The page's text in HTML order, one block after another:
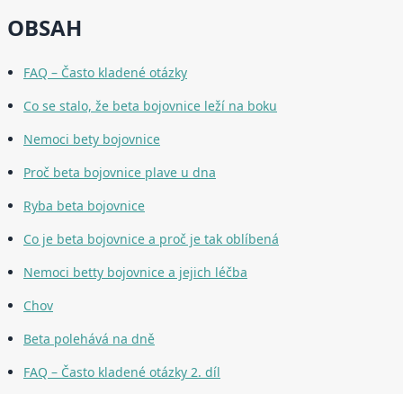
OBSAH
FAQ – Často kladené otázky
Co se stalo, že beta bojovnice leží na boku
Nemoci bety bojovnice
Proč beta bojovnice plave u dna
Ryba beta bojovnice
Co je beta bojovnice a proč je tak oblíbená
Nemoci betty bojovnice a jejich léčba
Chov
Beta polehává na dně
FAQ – Často kladené otázky 2. díl